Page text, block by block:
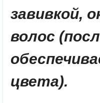
завивкой,
волос
цвета).